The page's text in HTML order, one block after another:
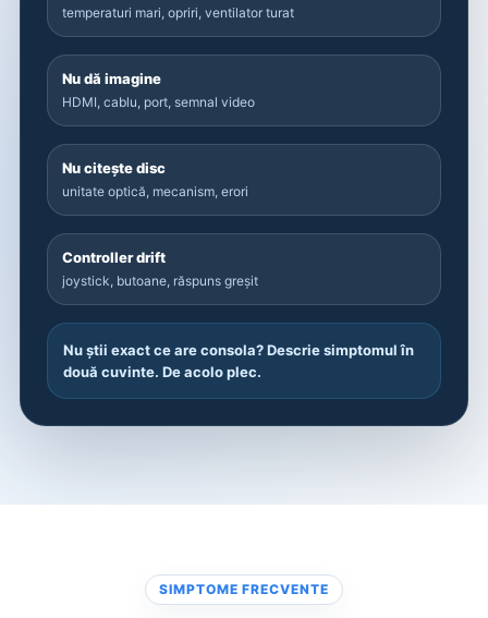
temperaturi mari, opriri, ventilator turat
Nu dă imagine
HDMI, cablu, port, semnal video
Nu citește disc
unitate optică, mecanism, erori
Controller drift
joystick, butoane, răspuns greșit
Nu știi exact ce are consola? Descrie simptomul în
două cuvinte. De acolo plec.
SIMPTOME FRECVENTE